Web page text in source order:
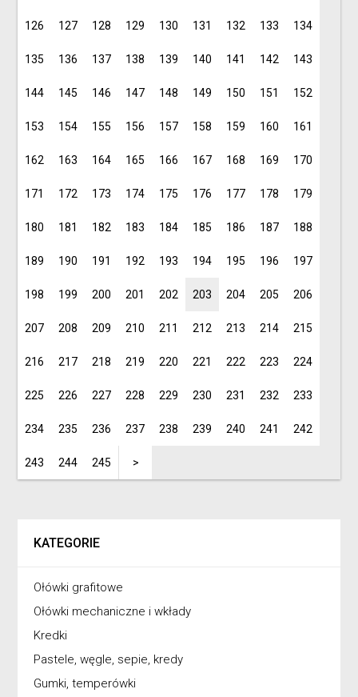
126 127 128 129 130 131 132 133 134
135 136 137 138 139 140 141 142 143
144 145 146 147 148 149 150 151 152
153 154 155 156 157 158 159 160 161
162 163 164 165 166 167 168 169 170
171 172 173 174 175 176 177 178 179
180 181 182 183 184 185 186 187 188
189 190 191 192 193 194 195 196 197
198 199 200 201 202 203 204 205 206
207 208 209 210 211 212 213 214 215
216 217 218 219 220 221 222 223 224
225 226 227 228 229 230 231 232 233
234 235 236 237 238 239 240 241 242
243 244 245 >
KATEGORIE
Ołówki grafitowe
Ołówki mechaniczne i wkłady
Kredki
Pastele, węgle, sepie, kredy
Gumki, temperówki